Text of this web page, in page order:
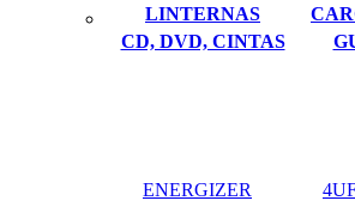
LINTERNAS
CD, DVD, CINTAS
ENERGIZER